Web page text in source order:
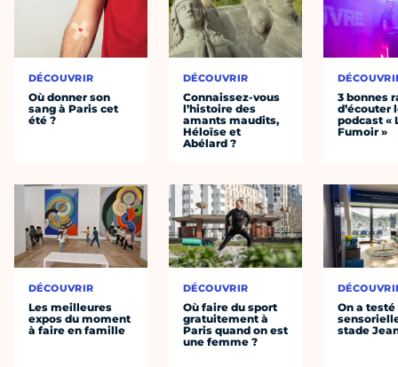
DÉCOUVRIR
Où donner son
sang à Paris cet
été ?
DÉCOUVRIR
Les meilleures
expos du moment
à faire en famille
DÉCOUVRIR
Connaissez-vous
l’histoire des
amants maudits,
Héloïse et
Abélard ?
DÉCOUVRIR
Où faire du sport
gratuitement à
Paris quand on est
une femme ?
3 bonnes
d’écouter
podcast «
Fumoir »
On a
stade